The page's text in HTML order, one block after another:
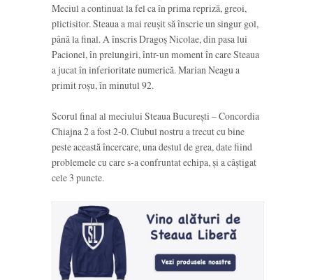
Meciul a continuat la fel ca în prima repriză, greoi,
plictisitor. Steaua a mai reușit să înscrie un singur gol,
până la final. A înscris Dragoș Nicolae, din pasa lui
Pacionel, în prelungiri, într-un moment în care Steaua
a jucat în inferioritate numerică. Marian Neagu a
primit roșu, în minutul 92.
Scorul final al meciului Steaua București – Concordia
Chiajna 2 a fost 2-0. Clubul nostru a trecut cu bine
peste această încercare, una destul de grea, date fiind
problemele cu care s-a confruntat echipa, și a câștigat
cele 3 puncte.